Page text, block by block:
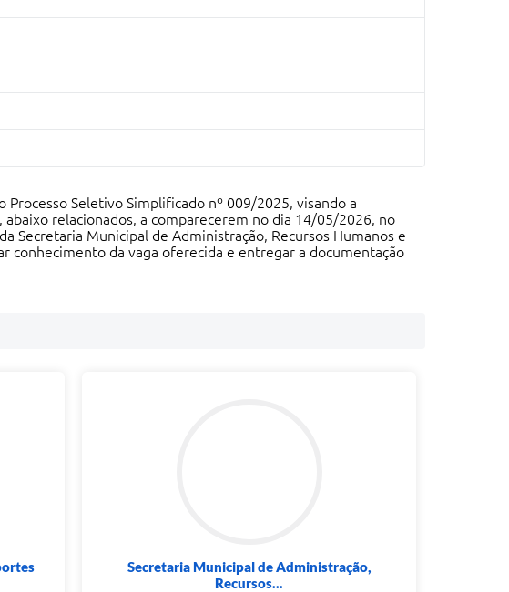
Seletivo Simplificado nº 009/2025, visando a
relacionados, a comparecerem no dia 14/05/2026, no
Secretaria Municipal de Administração, Recursos Humanos e
conhecimento da vaga oferecida e entregar a documentação
Secretaria Municipal de Administração,
Recursos...